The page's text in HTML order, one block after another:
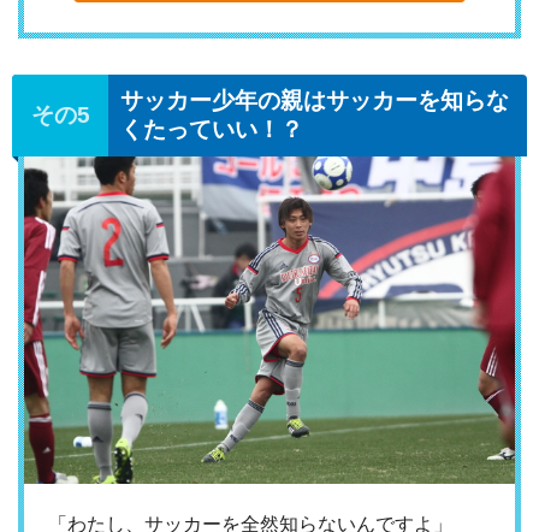
サッカー少年の親はサッカーを知らな
くたっていい！？
「わたし、サッカーを全然知らないんですよ」